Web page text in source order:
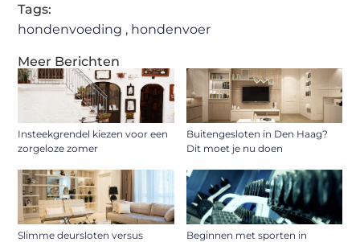
Meer Berichten
Insteekgrendel kiezen voor een
zorgeloze zomer
Buitengesloten in Den Haag?
Dit moet je nu doen
Slimme deursloten versus
Beginnen met sporten in
Tags:
hondenvoeding , hondenvoer